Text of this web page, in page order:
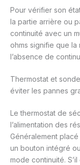
Pour vérifier son
la partie arrière ou
continuité avec un
ohms signifie que
l’absence de
Thermostat et
éviter les pannes
Le thermostat de
l’alimentation des
Généralement
un bouton intégré
mode continuité.